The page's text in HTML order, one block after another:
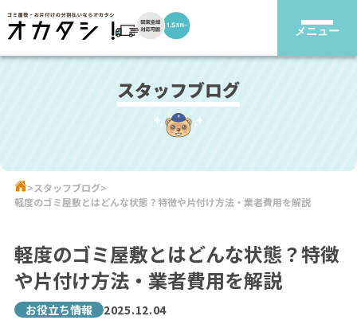
メニュー
スタッフブログ
スタッフブログ
軽度のゴミ屋敷とはどんな状態？特徴や片付け方法・業者費用を解説
軽度のゴミ屋敷とはどんな状態？特徴
や片付け方法・業者費用を解説
お役立ち情報 2025.12.04